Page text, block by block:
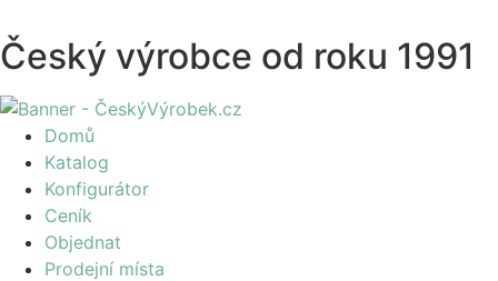
Český výrobce od roku 1991
Domů
Katalog
Konfigurátor
Ceník
Objednat
Prodejní místa